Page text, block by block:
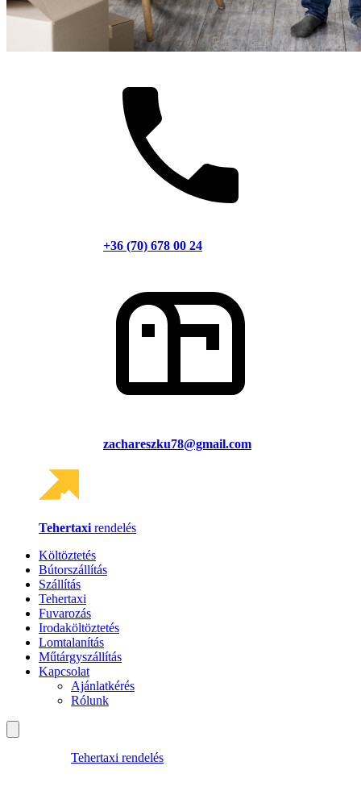
+36 (70) 678 00 24
zachareszku78@gmail.com
Tehertaxi rendelés
Költöztetés
Bútorszállítás
Szállítás
Tehertaxi
Fuvarozás
Irodaköltöztetés
Lomtalanítás
Műtárgyszállítás
Kapcsolat
Ajánlatkérés
Rólunk
Tehertaxi rendelés